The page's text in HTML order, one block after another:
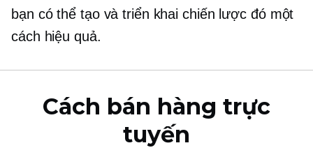
bạn có thể tạo và triển khai chiến lược đó một
cách hiệu quả.
Cách bán hàng trực
tuyến